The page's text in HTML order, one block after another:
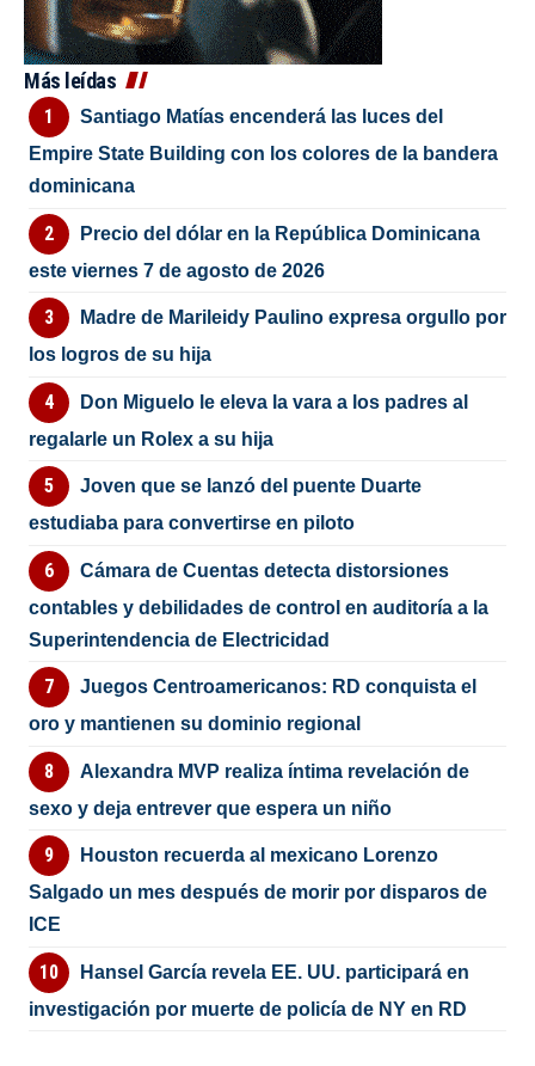
Más leídas
Santiago Matías encenderá las luces del
Empire State Building con los colores de la bandera
dominicana
Precio del dólar en la República Dominicana
este viernes 7 de agosto de 2026
Madre de Marileidy Paulino expresa orgullo por
los logros de su hija
Don Miguelo le eleva la vara a los padres al
regalarle un Rolex a su hija
Joven que se lanzó del puente Duarte
estudiaba para convertirse en piloto
Cámara de Cuentas detecta distorsiones
contables y debilidades de control en auditoría a la
Superintendencia de Electricidad
Juegos Centroamericanos: RD conquista el
oro y mantienen su dominio regional
Alexandra MVP realiza íntima revelación de
sexo y deja entrever que espera un niño
Houston recuerda al mexicano Lorenzo
Salgado un mes después de morir por disparos de
ICE
Hansel García revela EE. UU. participará en
investigación por muerte de policía de NY en RD